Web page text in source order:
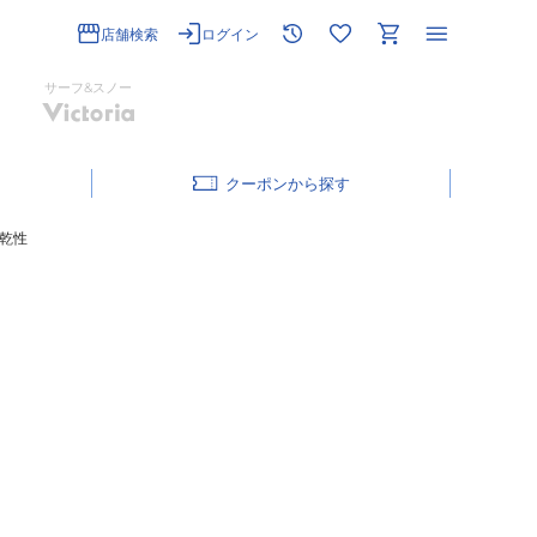
店舗検索 ログイン
サーフ&スノー
クーポン
性